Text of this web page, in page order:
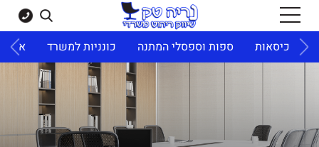
כיסאות ספות וספסלי המתנה כונניות למשרד